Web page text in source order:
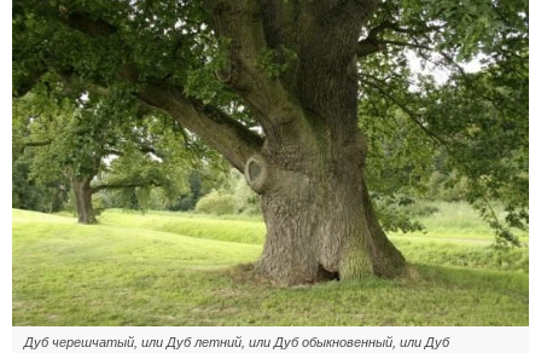
Дуб черешчатый, или Дуб летний, или Дуб обыкновенный, или Дуб